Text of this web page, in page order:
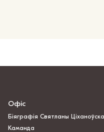
Офіс
Біяграфія Святланы
Каманда